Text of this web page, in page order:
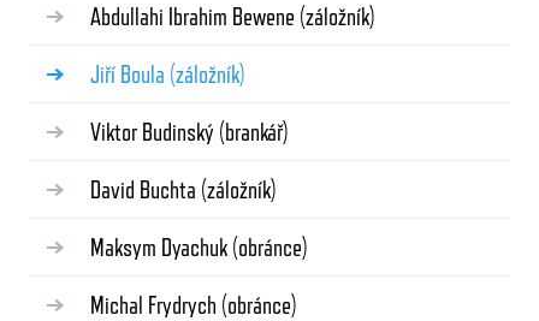
Abdullahi Ibrahim Bewene (záložník)
Jiří Boula (záložník)
Viktor Budinský (brankář)
David Buchta (záložník)
Maksym Dyachuk (obránce)
Michal Frydrych (obránce)